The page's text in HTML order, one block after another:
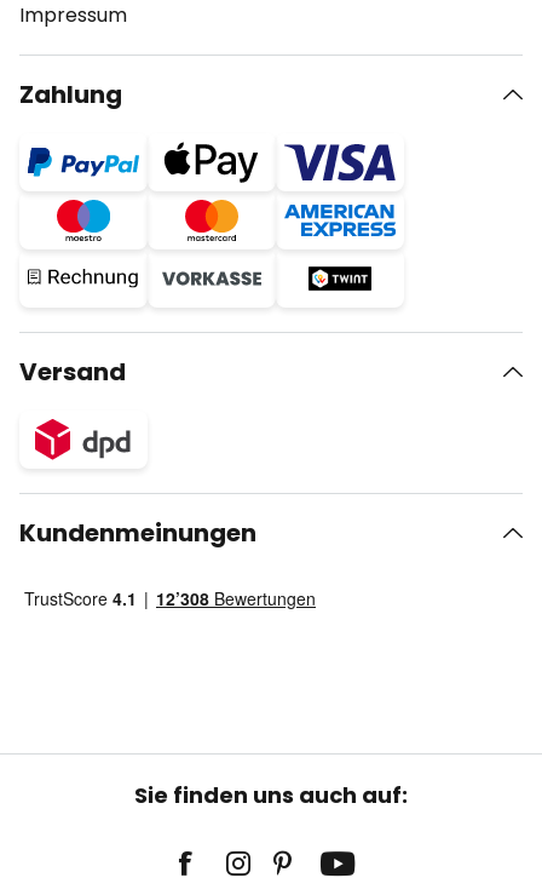
Impressum
Zahlung
Versand
Kundenmeinungen
Sie finden uns auch auf: